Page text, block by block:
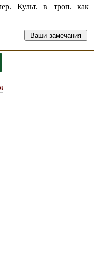
Культ. в троп. как